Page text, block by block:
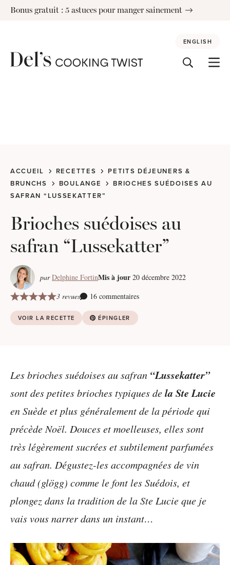
SkipBonus gratuit : 5 astuces pour manger sainement
ENGLISH
ACCUEIL RECETTES
PETITS DÉJEUNERS &
BRUNCHS
BOULANGE
BRIOCHES SUÉDOISES AU
SAFRAN “LUSSEKATTER”
Brioches suédoises au
safran “Lussekatter”
par Delphine FortinMis à jour 20 décembre 2022
3 revues
16 commentaires
VOIR LA RECETTE ÉPINGLER
Les brioches suédoises au safran “Lussekatter”
sont des petites brioches typiques dela Ste Lucie
en Suède et plus généralement de la période qui
précède Noël. Douces et moelleuses, elles sont
très légèrement sucrées et subtilement parfumées
au safran. Dégustez-les accompagnées de vin
chaud (glögg) comme le font les Suédois, et
plongez dans la tradition de la Ste Lucie que je
vais vous narrer dans un instant…